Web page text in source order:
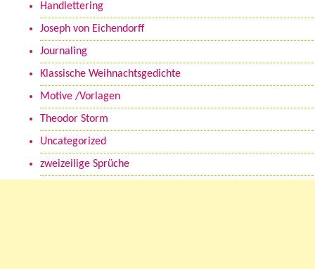
Handlettering
Joseph von Eichendorff
Journaling
Klassische Weihnachtsgedichte
Motive /Vorlagen
Theodor Storm
Uncategorized
zweizeilige Sprüche